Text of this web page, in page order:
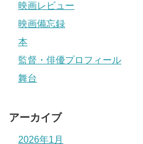
映画レビュー
映画備忘録
本
監督・俳優プロフィール
舞台
アーカイブ
2026年1月